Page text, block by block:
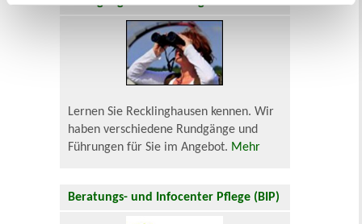
Lernen Sie Recklinghausen kennen. Wir
haben verschiedene Rundgänge und
Führungen für Sie im Angebot. Mehr
Beratungs- und Infocenter Pflege (BIP)